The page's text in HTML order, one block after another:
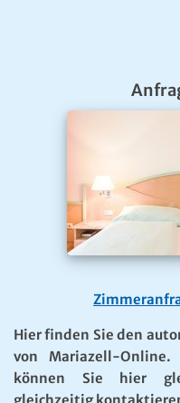
Hier finden Sie den
von Mariazell-
können Sie hier
gleichzeitig